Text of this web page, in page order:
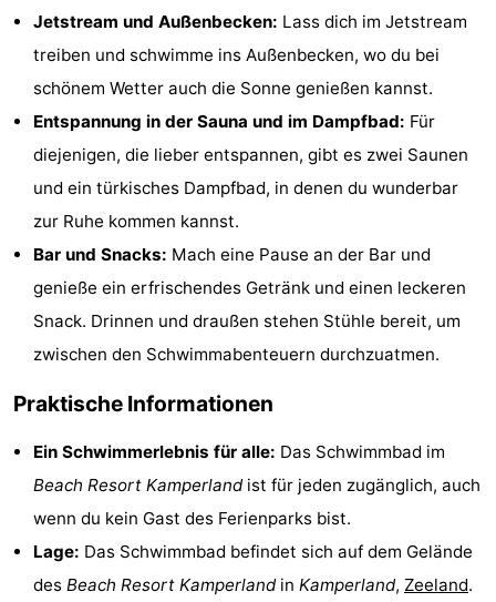
Natur
Führungen
Sport
Schwimmbader
Golfplatze
und
Einkaufen
Jetstream und Außenbecken: Lass dich im Jetstream
treiben und schwimme ins Außenbecken, wo du bei
schönem Wetter auch die Sonne genießen kannst.
Entspannung in der Sauna und im Dampfbad: Für
diejenigen, die lieber entspannen, gibt es zwei Saunen
und ein türkisches Dampfbad, in denen du wunderbar
zur Ruhe kommen kannst.
Bar und Snacks: Mach eine Pause an der Bar und
genieße ein erfrischendes Getränk und einen leckeren
Snack. Drinnen und draußen stehen Stühle bereit, um
zwischen den Schwimmabenteuern durchzuatmen.
Praktische Informationen
Ein Schwimmerlebnis für alle: Das Schwimmbad im
Beach Resort Kamperlandist für jeden zugänglich, auch
wenn du kein Gast des Ferienparks bist.
Lage: Das Schwimmbad befindet sich auf dem Gelände
des Beach Resort Kamperlandin Kamperland, Zeeland.